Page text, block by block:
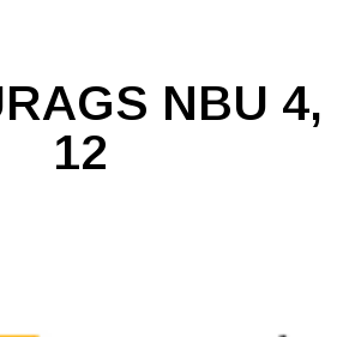
NBU 4,
12